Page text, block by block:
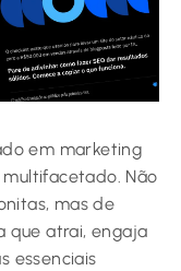
em marketing
Não
mas de
que atrai, engaja
essenciais